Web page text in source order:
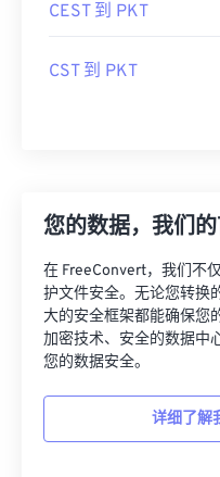
CEST 到 PKT
CST 到 PKT
您的数据，我们
在 FreeConvert，我们不
护文件安全。无论您转换
大的安全框架都能确保您
加密技术、安全的数据中
您的数据安全。
详细了解